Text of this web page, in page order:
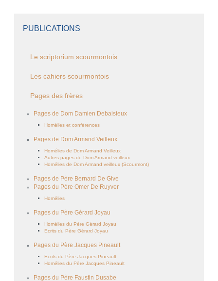
PUBLICATIONS
Le scriptorium scourmontois
Les cahiers scourmontois
Pages des frères
Pages de Dom Damien Debaisieux
Homélies et conférences
Pages de Dom Armand Veilleux
Homélies de Dom Armand Veilleux
Autres pages de Dom Armand veilleux
Homélies de Dom Armand veilleux (Scourmont)
Pages de Père Bernard De Give
Pages du Père Omer De Ruyver
Homélies
Pages du Père Gérard Joyau
Homélies du Père Gérard Joyau
Ecrits du Père Gérard Joyau
Pages du Père Jacques Pineault
Ecrits du Père Jacques Pineault
Homélies du Père Jacques Pineault
Pages du Père Faustin Dusabe